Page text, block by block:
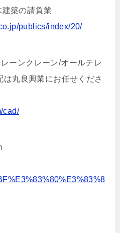
築の請負業
publics/index/20/
ーンクレーン/オールテレ
丸良興業にお任せくださ
cad/